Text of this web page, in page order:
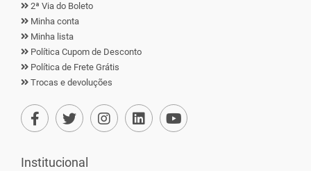
2ª Via do Boleto
Minha conta
Minha lista
Política Cupom de Desconto
Política de Frete Grátis
Trocas e devoluções
Institucional